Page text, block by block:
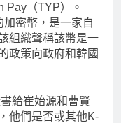
Pay（TYP）。
密幣，是一家自
組織聲稱該幣是一
政策向政府和韓國
給崔始源和曹賢
他們是否或其他K-